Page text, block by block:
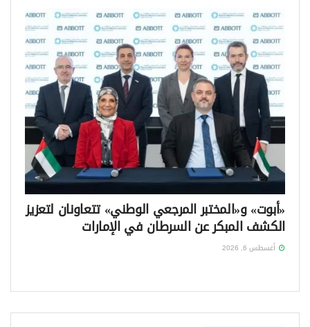
«أبوت» و«المختبر المرجعي الوطني» تتعاونان لتعزيز
الكشف المبكر عن السرطان في الإمارات
أغسطس 6, 2026